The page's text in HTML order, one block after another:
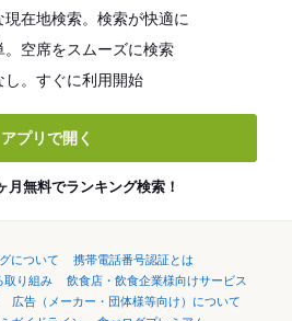
現在地検索。検索が快適に
。空席をスムーズに検索
し。すぐに利用開始
アプリで開く
月無料でランキング検索！
について
携帯電話番号認証とは
取り組み
飲食店・飲食企業様向けサービス
広告（メーカー・団体様等向け）について